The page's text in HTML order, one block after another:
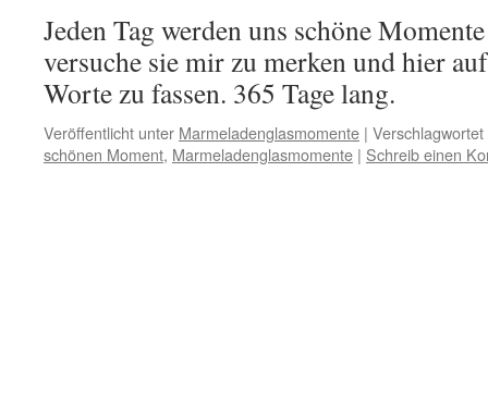
Jeden Tag werden uns schöne
versuche sie mir zu merken und hier
Worte zu fassen. 365 Tage lang.
Veröffentlicht unter Marmeladenglasmomente | Verschlagwortet
schönen Moment, Marmeladenglasmomente | Schreib einen